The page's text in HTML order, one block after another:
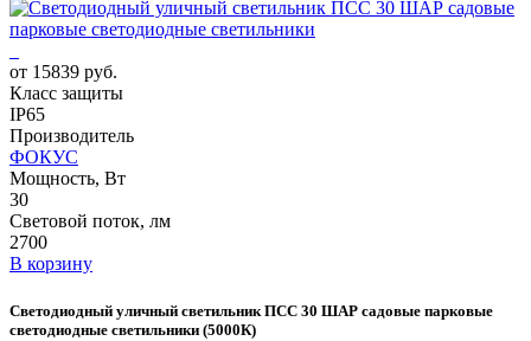
от 15839 руб.
Класс защиты
IP65
Производитель
ФОКУС
Мощность, Вт
30
Световой поток, лм
2700
В корзину
Светодиодный уличный светильник ПСС 30 ШАР садовые парковые
светодиодные светильники (5000К)